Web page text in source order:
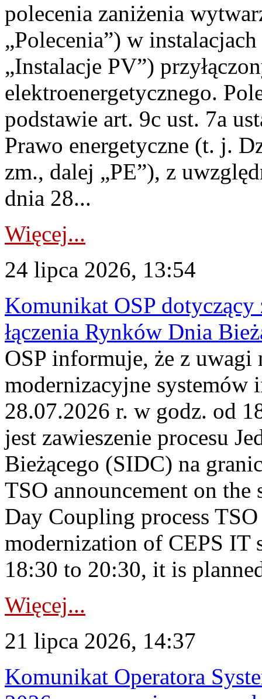
polecenia zaniżenia
„Polecenia”) w
„Instalacje PV”)
elektroenergetycznego.
podstawie art. 9c ust. 7a
Prawo energetyczne (t. j.
zm., dalej „PE”), z
dnia 28...
Więcej...
24 lipca 2026, 13:54
Komunikat OSP dotyczący
łączenia Rynków Dnia
OSP informuje, że z uwagi
modernizacyjne
28.07.2026 r. w godz. od
jest zawieszenie procesu
Bieżącego (SIDC) na
TSO announcement on
Day Coupling process
modernization of CEPS IT
18:30 to 20:30, it is
Więcej...
21 lipca 2026, 14:37
Komunikat Operatora